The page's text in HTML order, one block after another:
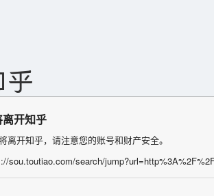
离开知乎
离开知乎，请注意您的账号和财产安全。